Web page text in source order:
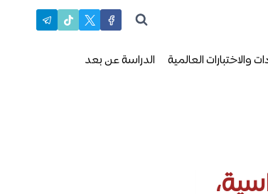
والاختبارات العالمية الدراسة عن بعد